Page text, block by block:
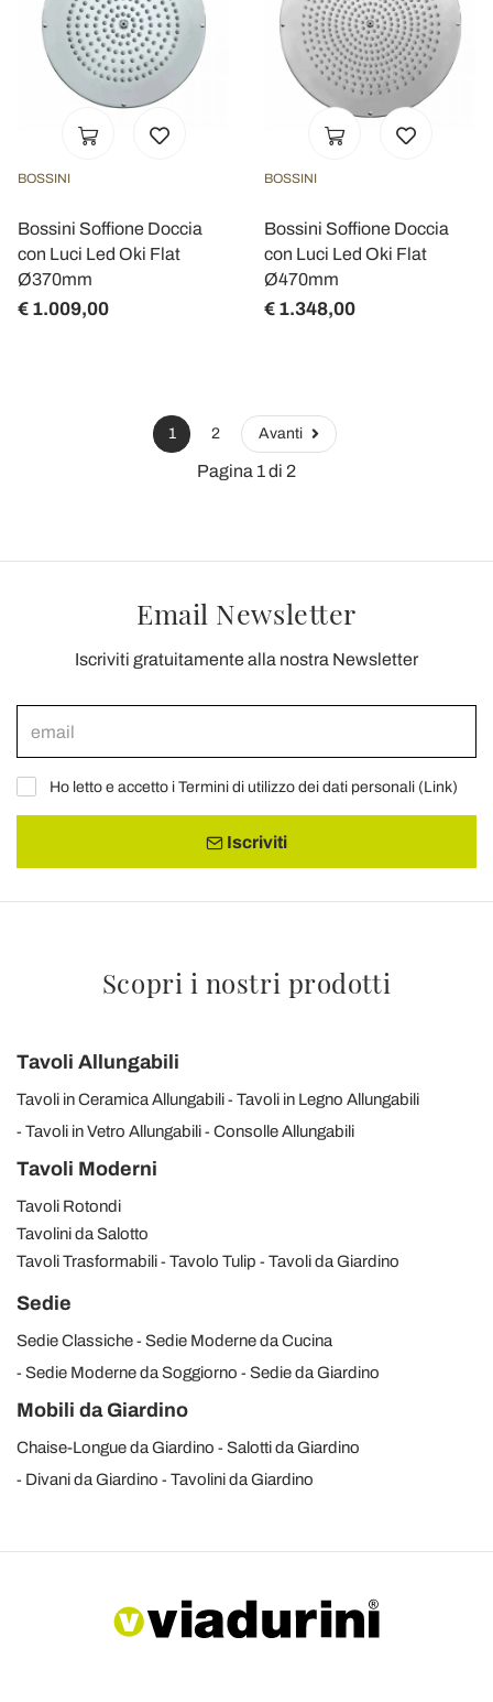
BOSSINI
Bossini Soffione Doccia
con Luci Led Oki Flat
Ø370mm
€ 1.009,00
BOSSINI
Bossini Soffione Doccia
con Luci Led Oki Flat
Ø470mm
€ 1.348,00
1 2 Avanti
Pagina 1 di 2
Email Newsletter
Iscriviti gratuitamente alla nostra Newsletter
Ho letto e accetto i Termini di utilizzo dei dati personali (Link)
Iscriviti
Scopri i nostri prodotti
Tavoli Allungabili
Tavoli in Ceramica Allungabili
Tavoli in Legno Allungabili
Tavoli in Vetro Allungabili
Consolle Allungabili
Tavoli Moderni
Tavoli Rotondi
Tavolini da Salotto
Tavoli Trasformabili
Tavolo Tulip Tavoli da Giardino
Sedie
Sedie Classiche
Sedie Moderne da Cucina
Sedie Moderne da Soggiorno
Sedie da Giardino
Mobili da Giardino
Chaise-Longue da Giardino
Salotti da Giardino
Divani da Giardino
Tavolini da Giardino